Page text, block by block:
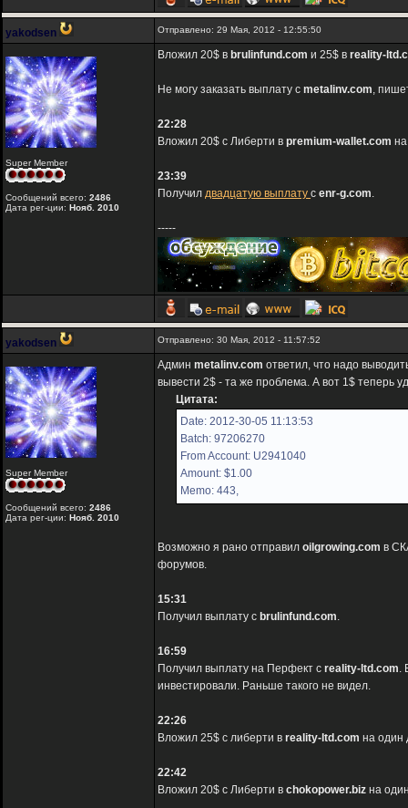
yakodsen Отправлено: 29 Мая, 2012 - 12:55:50
Super Member
Сообщений всего: 2486
Дата рег-ции: Нояб. 2010
Вложил 20$ в brulinfund.com и 25$ в reality-
Не могу заказать выплату с metalinv.com,
22:28
Вложил 20$ с Либерти в premium-wallet.com
23:39
Получил двадцатую выплату с enr-g.com.
-----
yakodsen Отправлено: 30 Мая, 2012 - 11:57:52
Super Member
Сообщений всего: 2486
Дата рег-ции: Нояб. 2010
Админ metalinv.com ответил, что надо
вывести 2$ - та же проблема. А вот 1$ теперь
Цитата:
Date: 2012-30-05 11:13:53
Batch: 97206270
From Account: U2941040
Amount: $1.00
Memo: 443,
Возможно я рано отправил oilgrowing.com в
форумов.
15:31
Получил выплату с brulinfund.com.
16:59
Получил выплату на Перфект с reality-ltd.com.
инвестировали. Раньше такого не видел.
22:26
Вложил 25$ с либерти в reality-ltd.com на один
22:42
Вложил 20$ с Либерти в chokopower.biz на